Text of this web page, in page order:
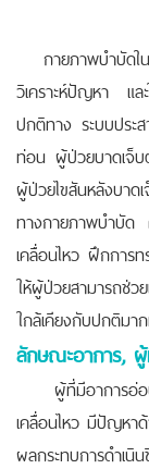
กายภาพบำบัดใน
วิเคราะห์ปัญหา แล
ปกติทาง ระบบปร
ท่อน ผู้ป่วยบาดเจ็
ผู้ป่วยไขสันหลังบา
ทางกายภาพบำบัด
เคลื่อนไหว ฝึกการ
ให้ผู้ป่วยสามารถช่ว
ใกล้เคียงกับปกติมา
ลักษณะอาการ,
ผู้ที่มีอาการอ่อน
เคลื่อนไหว มีปัญหา
ผลกระทบการดำเนิ